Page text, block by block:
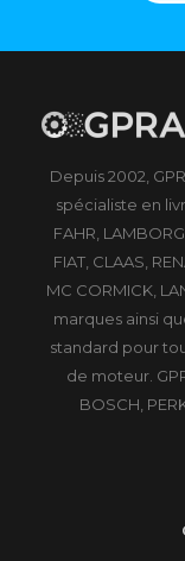
Depuis 2002,
spécialiste en
FAHR,
FIAT, CLAAS,
MC CORMICK,
marques ainsi
standard pour
de moteur.
BOSCH,